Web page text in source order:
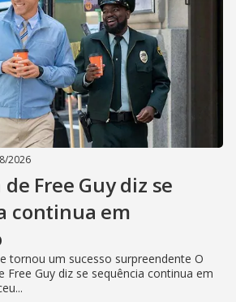
2026
Free Guy diz se
continua em
tornou um sucesso surpreendente O
Free Guy diz se sequência continua em